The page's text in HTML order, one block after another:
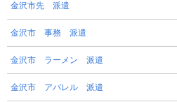
金沢市先 派遣
金沢市 事務 派遣
金沢市 ラーメン 派遣
金沢市 アパレル 派遣